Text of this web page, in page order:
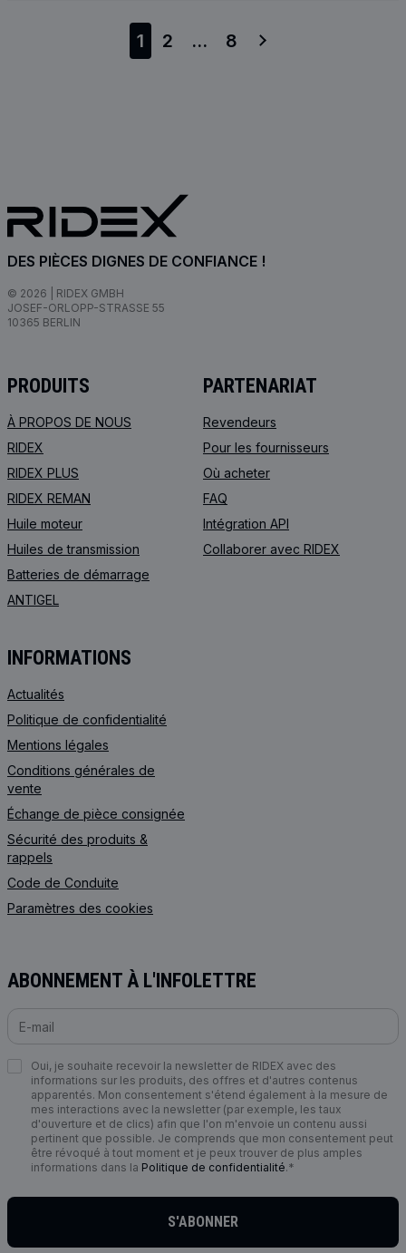
1 2 ... 8
DES PIÈCES DIGNES DE CONFIANCE !
© 2026 | RIDEX GMBH
JOSEF-ORLOPP-STRASSE 55
10365 BERLIN
PRODUITS
À PROPOS DE NOUS
RIDEX
RIDEX PLUS
RIDEX REMAN
Huile moteur
Huiles de transmission
Batteries de démarrage
ANTIGEL
PARTENARIAT
Revendeurs
Pour les fournisseurs
Où acheter
FAQ
Intégration API
Collaborer avec RIDEX
INFORMATIONS
Actualités
Politique de confidentialité
Mentions légales
Conditions générales de
vente
Échange de pièce consignée
Sécurité des produits &
rappels
Code de Сonduite
Paramètres des cookies
ABONNEMENT À L'INFOLETTRE
Oui, je souhaite recevoir la newsletter de RIDEX avec des
informations sur les produits, des offres et d'autres contenus
apparentés. Mon consentement s'étend également à la mesure de
mes interactions avec la newsletter (par exemple, les taux
d'ouverture et de clics) afin que l'on m'envoie un contenu aussi
pertinent que possible. Je comprends que mon consentement peut
être révoqué à tout moment et je peux trouver de plus amples
informations dans la Politique de confidentialité.*
S'ABONNER